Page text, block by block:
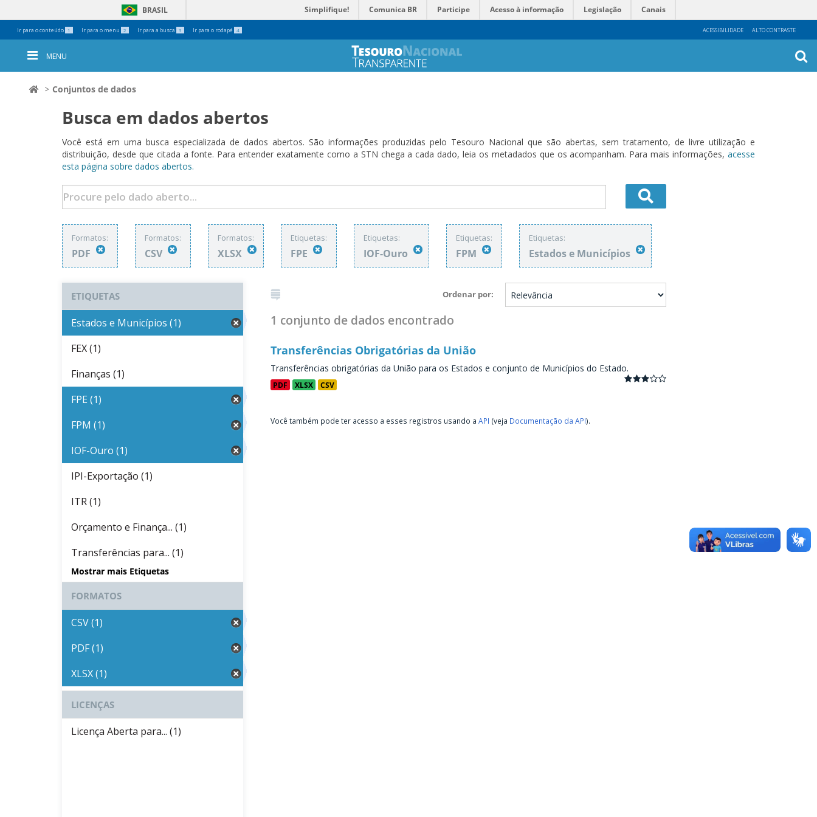
Ir para o conteúdo 1 Ir para o menu 2 Ir para a busca 3 Ir para o rodapé 4 ACESSIBILIDADE ALTO CONTRASTE
BRASIL Simplifique! Comunica BR Participe Acesso à informação Legislação Canais
Ferramentas
Pessoais
MENU
Conjuntos de dados
Busca em dados abertos
Você está em uma busca especializada de dados abertos. São informações produzidas pelo Tesouro Nacional que são abertas, sem tratamento, de livre utilização e
distribuição, desde que citada a fonte. Para entender exatamente como a STN chega a cada dado, leia os metadados que os acompanham. Para mais informações, acesse
esta página sobre dados abertos.
Formatos:
PDF
Formatos:
CSV
Formatos:
XLSX
Etiquetas:
FPE
Etiquetas:
IOF-Ouro
Etiquetas:
FPM
Etiquetas:
Estados e Municípios
Ordenar por
1 conjunto de dados encontrado
Transferências Obrigatórias da União
Transferências obrigatórias da União para os Estados e conjunto de Municípios do Estado.
PDF XLSX CSV
Você também pode ter acesso a esses registros usando aAPI (veja Documentação da API).
ETIQUETAS
Estados e Municípios (1)
FEX (1)
Finanças (1)
FPE (1)
FPM (1)
IOF-Ouro (1)
IPI-Exportação (1)
ITR (1)
Orçamento e Finança... (1)
Transferências para... (1)
Mostrar mais Etiquetas
FORMATOS
CSV (1)
PDF (1)
XLSX (1)
LICENÇAS
Licença Aberta para... (1)